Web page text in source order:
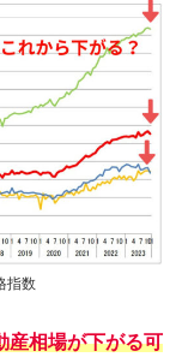
指数
産相場が下がる可